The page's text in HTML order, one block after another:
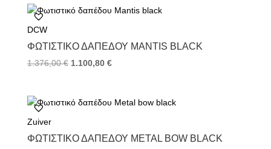
DCW
ΦΩΤΙΣΤΙΚΌ ΔΑΠΈΔΟΥ MANTIS BLACK
1.376,00€ 1.100,80 €
Zuiver
ΦΩΤΙΣΤΙΚΌ ΔΑΠΈΔΟΥ METAL BOW BLACK